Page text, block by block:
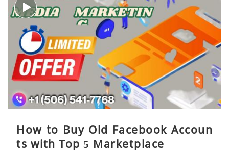
How to Buy Old Facebook Accoun
ts​ with Top 5 Marketplace